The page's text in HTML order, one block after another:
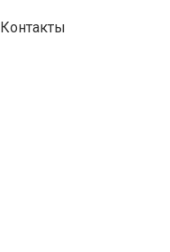
Контакты